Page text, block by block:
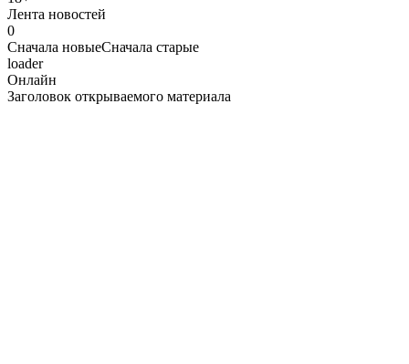
Лента новостей
0
Сначала новыеСначала старые
loader
Онлайн
Заголовок открываемого материала